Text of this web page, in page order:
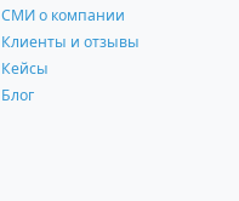
СМИ о компании
Клиенты и отзывы
Кейсы
Блог